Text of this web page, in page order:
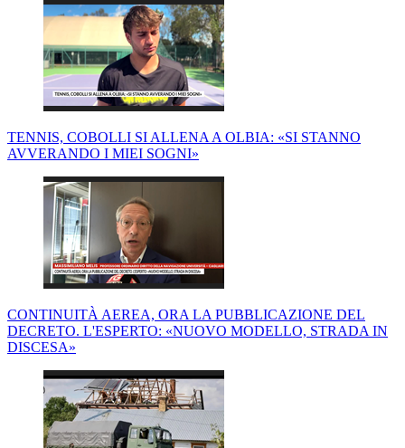
TENNIS, COBOLLI SI ALLENA A OLBIA: «SI STANNO
AVVERANDO I MIEI SOGNI»
CONTINUITÀ AEREA, ORA LA PUBBLICAZIONE DEL
DECRETO. L'ESPERTO: «NUOVO MODELLO, STRADA IN
DISCESA»